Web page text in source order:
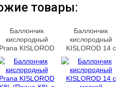
товары:
Баллончик
кислородный
Prana KISLOROD
(Прана-К8L с
маской)
Баллончик
кислородный
KISLOROD 14 с